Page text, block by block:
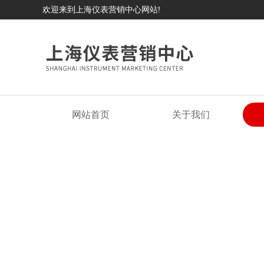
欢迎来到上海仪表营销中心网站!
网站首页 关于我们